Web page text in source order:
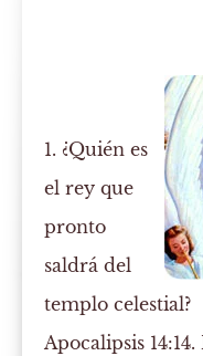
1. ¿Quién es
el rey que
pronto
saldrá del
templo celestial?
Apocalipsis